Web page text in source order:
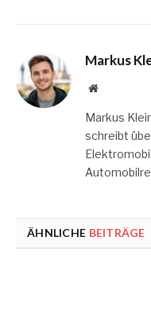
Markus
Website
Markus
schreibt
ÄHNLICHE BEITRÄGE